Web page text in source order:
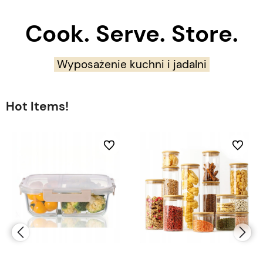
Cook. Serve. Store.
Wyposażenie kuchni i jadalni
Hot Items!
Do ulubionych Do